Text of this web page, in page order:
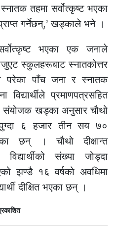
स्नातक तहमा सर्वोत्कृष्ट भएका
गर्नेछन्,’ खड्काले भने ।
भएका एक जनाले
स्कुलहरूबाट स्नातकोत्तर
परेका पाँच जना र स्नातक
प्रमाणपत्रसहित
संयोजक खड्का अनुसार चौथो
६ हजार तीन सय ७०
छन् । चौथो दीक्षान्त
विद्यार्थीको संख्या जोड्दा
झण्डै १६ वर्षको अवधिमा
दीक्षित भएका छन् ।